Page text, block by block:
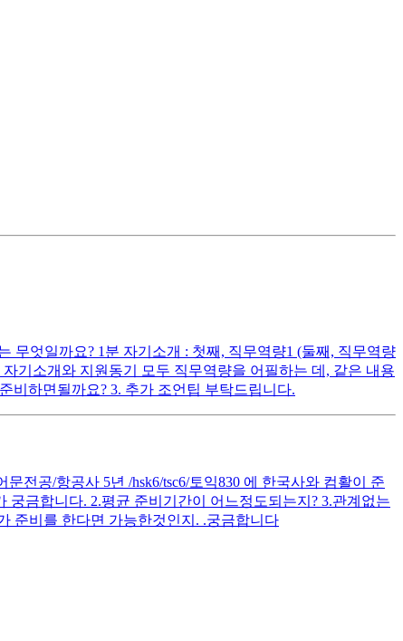
무엇일까요? 1분 자기소개 : 첫째, 직무역량1 (둘째, 직무역량
기소개와 지원동기 모두 직무역량을 어필하는 데, 같은 내용
비하면될까요? 3. 추가 조언팁 부탁드립니다.
전공/항공사 5년 /hsk6/tsc6/토익830 에 한국사와 컴활이 준
금합니다. 2.평균 준비기간이 어느정도되는지? 3.관계없는
준비를 한다면 가능한것인지. .궁금합니다